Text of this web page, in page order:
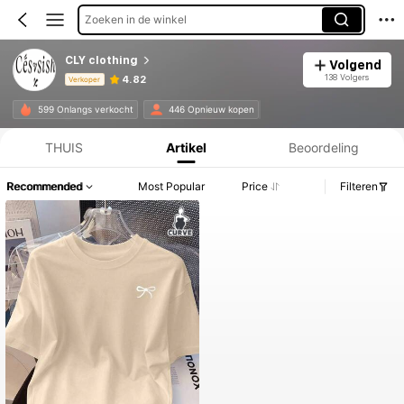
Zoeken in de winkel
CLY clothing
Verkoper 4.82
Volgend
138 Volgers
599 Onlangs verkocht 446 Opnieuw kopen
Productinformatie: Prijsopenbaring, Verkoop- en Voorraadgegevens.
THUIS Artikel Beoordeling
Recommended Most Popular Price Filteren